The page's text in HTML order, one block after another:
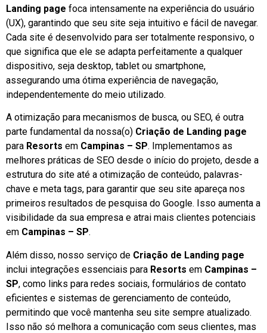
Landing page foca intensamente na experiência do usuário
(UX), garantindo que seu site seja intuitivo e fácil de navegar.
Cada site é desenvolvido para ser totalmente responsivo, o
que significa que ele se adapta perfeitamente a qualquer
dispositivo, seja desktop, tablet ou smartphone,
assegurando uma ótima experiência de navegação,
independentemente do meio utilizado.
A otimização para mecanismos de busca, ou SEO, é outra
parte fundamental da nossa(o) Criação de Landing page
para Resorts em Campinas – SP. Implementamos as
melhores práticas de SEO desde o início do projeto, desde a
estrutura do site até a otimização de conteúdo, palavras-
chave e meta tags, para garantir que seu site apareça nos
primeiros resultados de pesquisa do Google. Isso aumenta a
visibilidade da sua empresa e atrai mais clientes potenciais
em Campinas – SP.
Além disso, nosso serviço de Criação de Landing page
inclui integrações essenciais para Resorts em Campinas –
SP, como links para redes sociais, formulários de contato
eficientes e sistemas de gerenciamento de conteúdo,
permitindo que você mantenha seu site sempre atualizado.
Isso não só melhora a comunicação com seus clientes, mas